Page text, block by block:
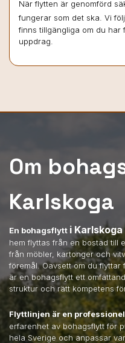
När flytten är genomförd
fungerar som det ska. Vi
finns tillgängliga om du
uppdrag.
Om
Karlskoga
En bohagsflytt i Karlskoga
hem flyttas från en bostad till
från möbler, kartonger och
föremål. Oavsett om du
är en bohagsflytt ett
struktur och rätt kompetens
Flyttlinjen är en
erfarenhet av bohagsflytt för
hela Sverige och anpassar